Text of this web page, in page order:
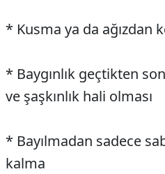
* Kusma ya da ağızdan
* Baygınlık geçtikten
ve şaşkınlık hali olması
* Bayılmadan sadece
kalma